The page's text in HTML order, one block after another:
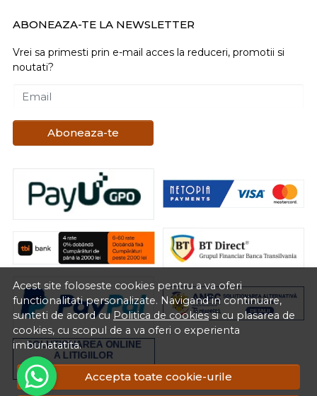
Acest site foloseste cookies pentru a va oferi
functionalitati personalizate. Navigand in continuare,
sunteti de acord cu Politica de cookiessi cu plasarea de
cookies, cu scopul de a va oferi o experienta
imbunatatita.
Accepta toate cookie-urile
ABONEAZA-TE LA NEWSLETTER
Vrei sa primesti prin e-mail acces la reduceri, promotii si
noutati?
Email
Aboneaza-te